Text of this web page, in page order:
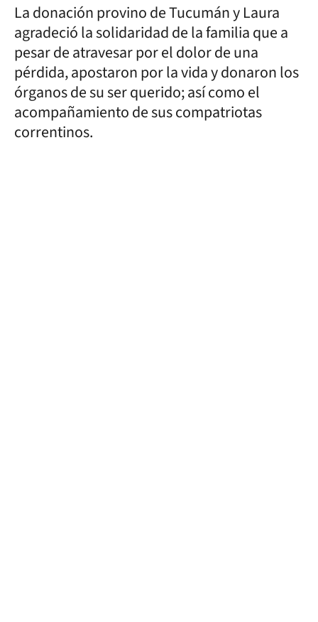
La donación provino de Tucumán y Laura
agradeció la solidaridad de la familia que a
pesar de atravesar por el dolor de una
pérdida, apostaron por la vida y donaron los
órganos de su ser querido; así como el
acompañamiento de sus compatriotas
correntinos.